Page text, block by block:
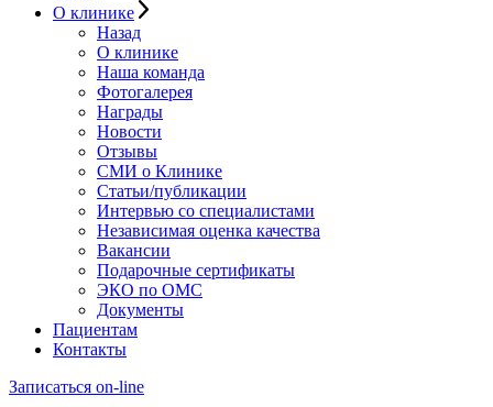
О клинике
Назад
О клинике
Наша команда
Фотогалерея
Награды
Новости
Отзывы
СМИ о Клинике
Статьи/публикации
Интервью со специалистами
Независимая оценка качества
Вакансии
Подарочные сертификаты
ЭКО по ОМС
Документы
Пациентам
Контакты
Записаться on-line